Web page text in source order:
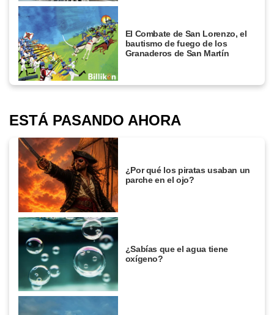
El Combate de San Lorenzo, el
bautismo de fuego de los
Granaderos de San Martín
ESTÁ PASANDO AHORA
¿Por qué los piratas usaban un
parche en el ojo?
¿Sabías que el agua tiene
oxígeno?